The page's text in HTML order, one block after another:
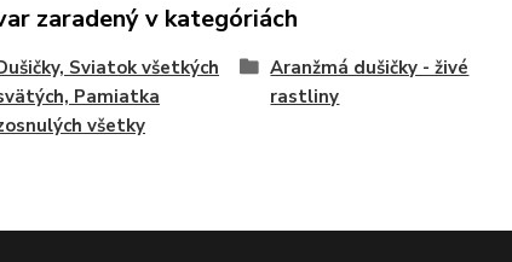
zaradený v kategóriách
Sviatok všetkých
Pamiatka
všetky
Aranžmá dušičky - živé
rastliny